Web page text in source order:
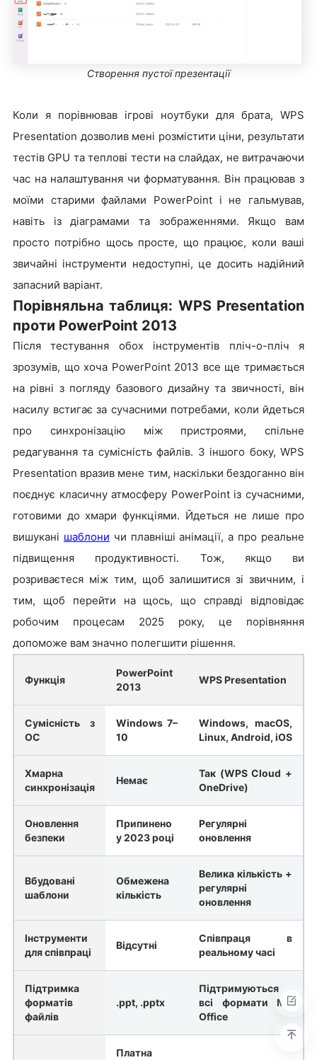
Створення пустої презентації
Коли я порівнював ігрові ноутбуки для брата, WPS
Presentation дозволив мені розмістити ціни, результати
тестів GPU та теплові тести на слайдах, не витрачаючи
час на налаштування чи форматування. Він працював з
моїми старими файлами PowerPoint і не гальмував,
навіть із діаграмами та зображеннями. Якщо вам
просто потрібно щось просте, що працює, коли ваші
звичайні інструменти недоступні, це досить надійний
запасний варіант.
Порівняльна таблиця: WPS Presentation
проти PowerPoint 2013
Після тестування обох інструментів пліч-о-пліч я
зрозумів, що хоча PowerPoint 2013 все ще тримається
на рівні з погляду базового дизайну та звичності, він
насилу встигає за сучасними потребами, коли йдеться
про синхронізацію між пристроями, спільне
редагування та сумісність файлів. З іншого боку, WPS
Presentation вразив мене тим, наскільки бездоганно він
поєднує класичну атмосферу PowerPoint із сучасними,
готовими до хмари функціями. Йдеться не лише про
вишукані шаблони чи плавніші анімації, а про реальне
підвищення продуктивності. Тож, якщо ви
розриваєтеся між тим, щоб залишитися зі звичним, і
тим, щоб перейти на щось, що справді відповідає
робочим процесам 2025 року, це порівняння
допоможе вам значно полегшити рішення.
Функція
PowerPoint
2013
WPS Presentation
Сумісність з
ОС
Windows 7–
10
Windows, macOS,
Linux, Android, iOS
Хмарна
синхронізація
Немає
Так (WPS Cloud +
OneDrive)
Оновлення
безпеки
Припинено
у 2023 році
Регулярні
оновлення
Вбудовані
шаблони
Обмежена
кількість
Велика кількість +
регулярні
оновлення
Інструменти
для співпраці
Відсутні
Співпраця в
реальному часі
Підтримка
форматів
файлів
.ppt, .pptx
Підтримуються
всі формати MS
Office
Платна